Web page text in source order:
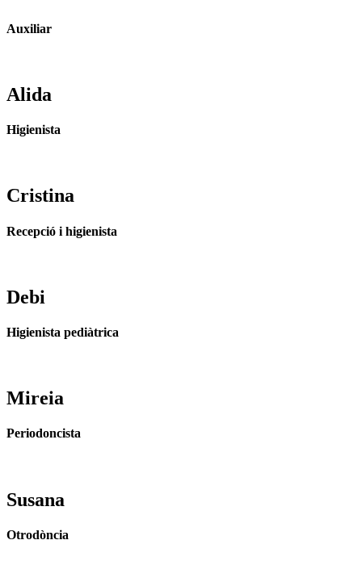
Auxiliar
Alida
Higienista
Cristina
Recepció i higienista
Debi
Higienista pediàtrica
Mireia
Periodoncista
Susana
Otrodòncia